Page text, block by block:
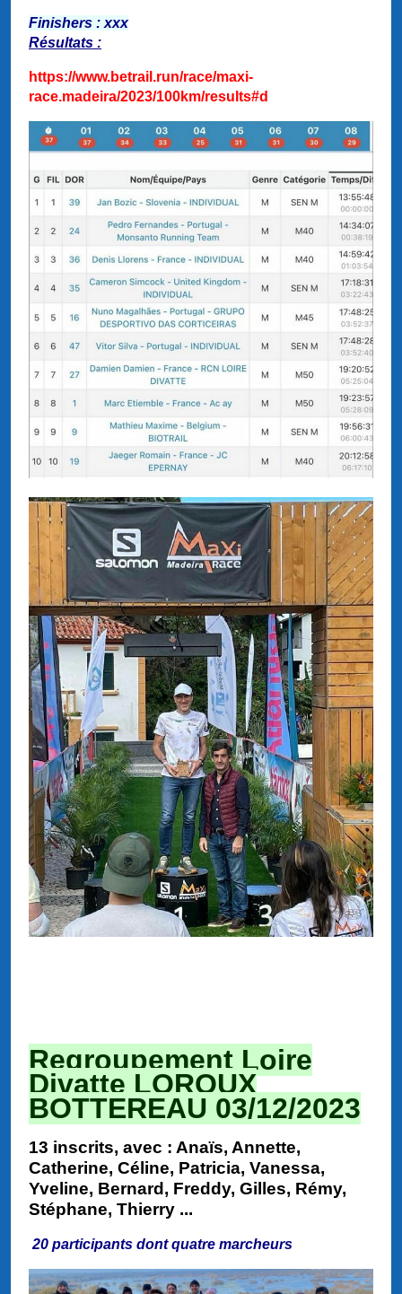
Finishers : xxx
Résultats :
https://www.betrail.run/race/maxi-
race.madeira/2023/100km/results#d
Regroupement Loire
Divatte LOROUX
BOTTEREAU 03/12/2023
13 inscrits, avec : Anaïs, Annette,
Catherine, Céline, Patricia, Vanessa,
Yveline, Bernard, Freddy, Gilles, Rémy,
Stéphane, Thierry ...
20 participants dont quatre marcheurs